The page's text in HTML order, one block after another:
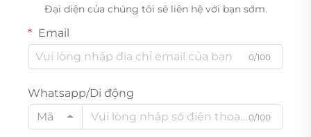
Đại diện của chúng tôi sẽ liên hệ với bạn sớm.
Email
0/100
Whatsapp/Di động
Mã
0/100